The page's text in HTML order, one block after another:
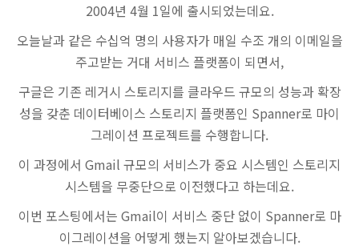
2004년 4월 1일에 출시되었는데요.
오늘날과 같은 수십억 명의 사용자가 매일 수조 개의 이메일을
주고받는 거대 서비스 플랫폼이 되면서,
구글은 기존 레거시 스토리지를 클라우드 규모의 성능과 확장
성을 갖춘 데이터베이스 스토리지 플랫폼인 Spanner로 마이
그레이션 프로젝트를 수행합니다.
이 과정에서 Gmail 규모의 서비스가 중요 시스템인 스토리지
시스템을 무중단으로 이전했다고 하는데요.
이번 포스팅에서는 Gmail이 서비스 중단 없이 Spanner로 마
이그레이션을 어떻게 했는지 알아보겠습니다.